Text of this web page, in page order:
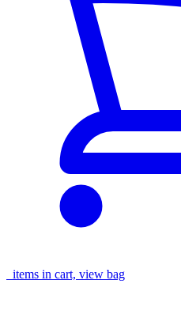
items in cart, view bag